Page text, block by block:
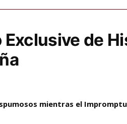
de
mientras el